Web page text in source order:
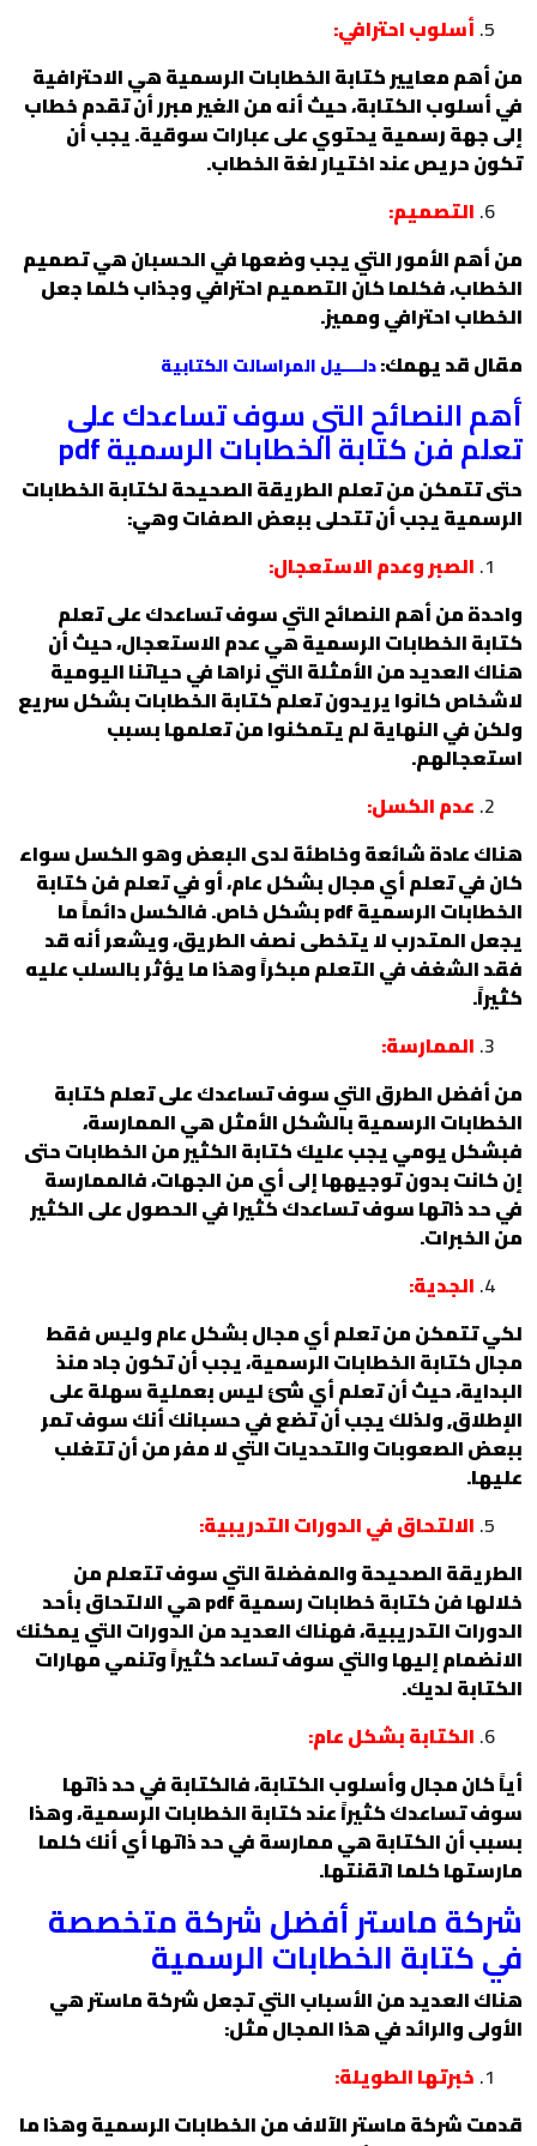
أسلوب احترافي:
من أهم معايير كتابة الخطابات الرسمية هي الاحترافية
في أسلوب الكتابة، حيث أنه من الغير مبرر أن تقدم خطاب
إلى جهة رسمية يحتوي على عبارات سوقية. يجب أن
تكون حريص عند اختيار لغة الخطاب.
التصميم:
من أهم الأمور التي يجب وضعها في الحسبان هي تصميم
الخطاب، فكلما كان التصميم احترافي وجذاب كلما جعل
الخطاب احترافي ومميز.
مقال قد يهمك:دلــــيل المراسالت الكتابية
أهم النصائح التي سوف تساعدك على
تعلم فن كتابة الخطابات الرسمية pdf
حتى تتمكن من تعلم الطريقة الصحيحة لكتابة الخطابات
الرسمية يجب أن تتحلى ببعض الصفات وهي:
الصبر وعدم الاستعجال:
واحدة من أهم النصائح التي سوف تساعدك على تعلم
كتابة الخطابات الرسمية هي عدم الاستعجال، حيث أن
هناك العديد من الأمثلة التي نراها في حياتنا اليومية
لاشخاص كانوا يريدون تعلم كتابة الخطابات بشكل سريع
ولكن في النهاية لم يتمكنوا من تعلمها بسبب
استعجالهم.
عدم الكسل:
هناك عادة شائعة وخاطئة لدى البعض وهو الكسل سواء
كان في تعلم أي مجال بشكل عام، أو في تعلم فن كتابة
الخطابات الرسمية pdf بشكل خاص. فالكسل دائماً ما
يجعل المتدرب لا يتخطى نصف الطريق، ويشعر أنه قد
فقد الشغف في التعلم مبكراً وهذا ما يؤثر بالسلب عليه
كثيراً.
الممارسة:
من أفضل الطرق التي سوف تساعدك على تعلم كتابة
الخطابات الرسمية بالشكل الأمثل هي الممارسة،
فبشكل يومي يجب عليك كتابة الكثير من الخطابات حتى
إن كانت بدون توجيهها إلى أي من الجهات، فالممارسة
في حد ذاتها سوف تساعدك كثيرا في الحصول على الكثير
من الخبرات.
الجدية:
لكي تتمكن من تعلم أي مجال بشكل عام وليس فقط
مجال كتابة الخطابات الرسمية، يجب أن تكون جاد منذ
البداية، حيث أن تعلم أي شئ ليس بعملية سهلة على
الإطلاق, ولذلك يجب أن تضع في حسبانك أنك سوف تمر
ببعض الصعوبات والتحديات التي لا مفر من أن تتغلب
عليها.
الالتحاق في الدورات التدريبية:
الطريقة الصحيحة والمفضلة التي سوف تتعلم من
خلالها فن كتابة خطابات رسمية pdf هي الالتحاق بأحد
الدورات التدريبية، فهناك العديد من الدورات التي يمكنك
الانضمام إليها والتي سوف تساعد كثيراً وتنمي مهارات
الكتابة لديك.
الكتابة بشكل عام:
أياً كان مجال وأسلوب الكتابة، فالكتابة في حد ذاتها
سوف تساعدك كثيراً عند كتابة الخطابات الرسمية، وهذا
بسبب أن الكتابة هي ممارسة في حد ذاتها أي أنك كلما
مارستها كلما اتقنتها.
شركة ماستر أفضل شركة متخصصة
في كتابة الخطابات الرسمية
هناك العديد من الأسباب التي تجعل شركة ماستر هي
الأولى والرائد في هذا المجال مثل:
خبرتها الطويلة:
قدمت شركة ماستر الآلاف من الخطابات الرسمية وهذا ما